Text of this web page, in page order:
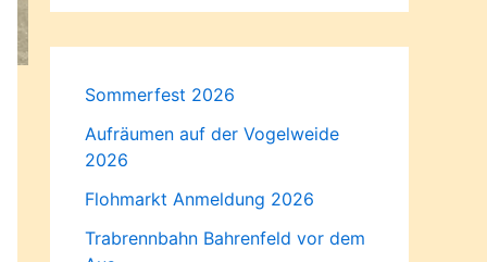
Sommerfest 2026
Aufräumen auf der Vogelweide
2026
Flohmarkt Anmeldung 2026
Trabrennbahn Bahrenfeld vor dem